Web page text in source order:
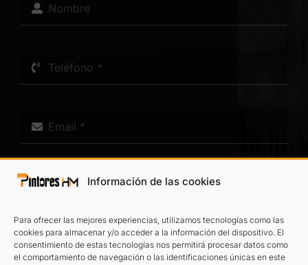
Información de las cookies
Para ofrecer las mejores experiencias, utilizamos tecnologías como las
cookies para almacenar y/o acceder a la información del dispositivo. El
consentimiento de estas tecnologías nos permitirá procesar datos como
el comportamiento de navegación o las identificaciones únicas en este